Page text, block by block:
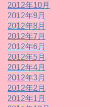
2012年10月
2012年9月
2012年8月
2012年7月
2012年6月
2012年5月
2012年4月
2012年3月
2012年2月
2012年1月